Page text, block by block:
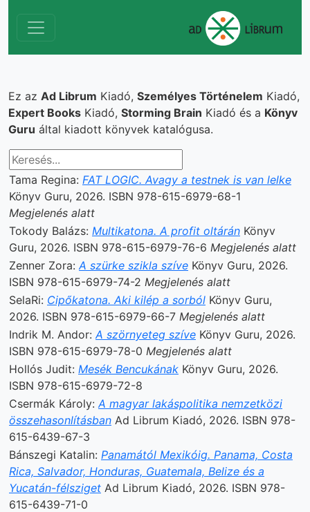
Ez az Ad Librum Kiadó, Személyes Történelem Kiadó,
Expert Books Kiadó, Storming Brain Kiadó és a Könyv
Guru által kiadott könyvek katalógusa.
Tama Regina: FAT LOGIC. Avagy a testnek is van lelke
Könyv Guru, 2026. ISBN 978-615-6979-68-1
Megjelenés alatt
Tokody Balázs: Multikatona. A profit oltárán Könyv
Guru, 2026. ISBN 978-615-6979-76-6 Megjelenés alatt
Zenner Zora:A szürke szikla szíve Könyv Guru, 2026.
ISBN 978-615-6979-74-2 Megjelenés alatt
SelaRi: Cipőkatona. Aki kilép a sorból Könyv Guru,
2026. ISBN 978-615-6979-66-7 Megjelenés alatt
Indrik M. Andor:A szörnyeteg szíve Könyv Guru, 2026.
ISBN 978-615-6979-78-0 Megjelenés alatt
Hollós Judit: Mesék Bencukának Könyv Guru, 2026.
ISBN 978-615-6979-72-8
Csermák Károly:A magyar lakáspolitika nemzetközi
összehasonlításban Ad Librum Kiadó, 2026. ISBN 978-
615-6439-67-3
Bánszegi Katalin: Panamától Mexikóig. Panama, Costa
Rica, Salvador, Honduras, Guatemala, Belize és a
Yucatán-félsziget Ad Librum Kiadó, 2026. ISBN 978-
615-6439-71-0